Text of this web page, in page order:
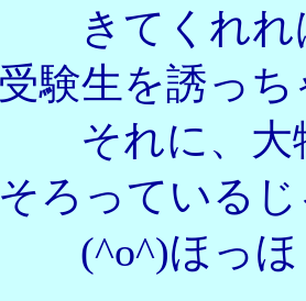
てくれれば
験生を誘っ
れに、大物
ろっている
ほっほ